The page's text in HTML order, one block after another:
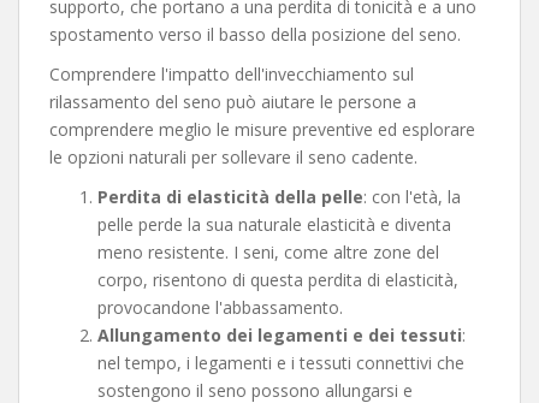
supporto, che portano a una perdita di tonicità e a uno
spostamento verso il basso della posizione del seno.
Comprendere l'impatto dell'invecchiamento sul
rilassamento del seno può aiutare le persone a
comprendere meglio le misure preventive ed esplorare
le opzioni naturali per sollevare il seno cadente.
Perdita di elasticità della pelle: con l'età, la
pelle perde la sua naturale elasticità e diventa
meno resistente. I seni, come altre zone del
corpo, risentono di questa perdita di elasticità,
provocandone l'abbassamento.
Allungamento dei legamenti e dei tessuti:
nel tempo, i legamenti e i tessuti connettivi che
sostengono il seno possono allungarsi e